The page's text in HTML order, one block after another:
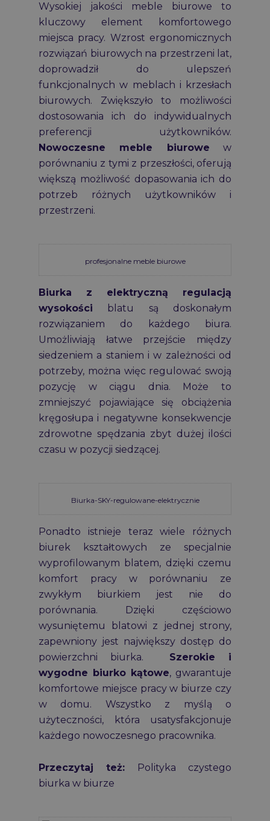
Wysokiej jakości meble biurowe to
kluczowy element komfortowego
miejsca pracy. Wzrost ergonomicznych
rozwiązań biurowych na przestrzeni lat,
doprowadził do ulepszeń
funkcjonalnych w meblach i krzesłach
biurowych. Zwiększyło to możliwości
dostosowania ich do indywidualnych
preferencji użytkowników.
Nowoczesne meble biurowe w
porównaniu z tymi z przeszłości, oferują
większą możliwość dopasowania ich do
potrzeb różnych użytkowników i
przestrzeni.
profesjonalne meble biurowe
Biurka z elektryczną regulacją
wysokości blatu są doskonałym
rozwiązaniem do każdego biura.
Umożliwiają łatwe przejście między
siedzeniem a staniem i w zależności od
potrzeby, można więc regulować swoją
pozycję w ciągu dnia. Może to
zmniejszyć pojawiające się obciążenia
kręgosłupa i negatywne konsekwencje
zdrowotne spędzania zbyt dużej ilości
czasu w pozycji siedzącej.
Biurka-SKY-regulowane-elektrycznie
Ponadto istnieje teraz wiele różnych
biurek kształtowych ze specjalnie
wyprofilowanym blatem, dzięki czemu
komfort pracy w porównaniu ze
zwykłym biurkiem jest nie do
porównania. Dzięki częściowo
wysuniętemu blatowi z jednej strony,
zapewniony jest największy dostęp do
powierzchni biurka. Szerokie i
wygodne biurko kątowe, gwarantuje
komfortowe miejsce pracy w biurze czy
w domu. Wszystko z myślą o
użyteczności, która usatysfakcjonuje
każdego nowoczesnego pracownika.
Przeczytaj też:
Polityka czystego
biurka w biurze